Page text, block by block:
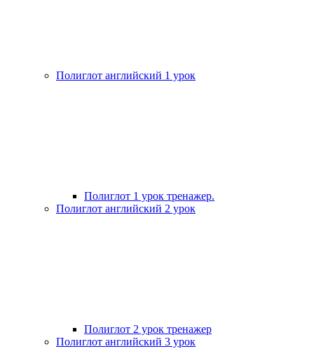
Полиглот английский 1 урок
Полиглот 1 урок тренажер.
Полиглот английский 2 урок
Полиглот 2 урок тренажер
Полиглот английский 3 урок